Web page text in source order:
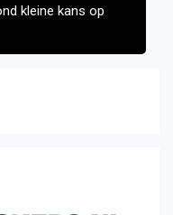
kleine kans op